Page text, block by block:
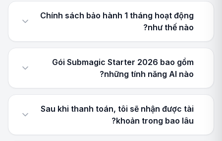
Chính sách bảo hành 1 tháng hoạt động
như thế nào?
Gói Submagic Starter 2026 bao gồm
những tính năng AI nào?
Sau khi thanh toán, tôi sẽ nhận được tài
khoản trong bao lâu?